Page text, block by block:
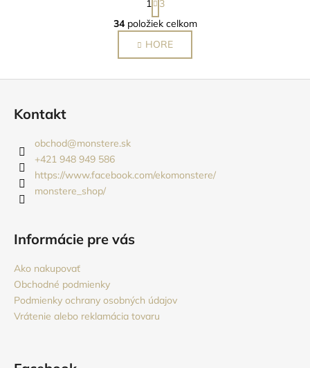
O
v
l
á
d
r
v
u
t
r
á
n
k
1
3
34položiek celkom
HORE
Kontakt
obchod@monstere.sk
+421 948 949 586
https://www.facebook.com/ekomonstere/
monstere_shop/
Informácie pre vás
Ako nakupovať
Obchodné podmienky
Podmienky ochrany osobných údajov
Vrátenie alebo reklamácia tovaru